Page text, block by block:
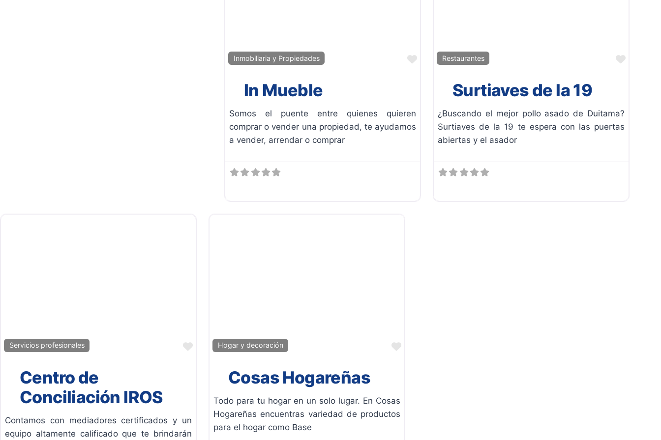
Inmobiliaria y Propiedades Favorito
In Mueble
Somos el puente entre quienes quieren
comprar o vender una propiedad, te ayudamos
a vender, arrendar o comprar
Restaurantes
Surtiaves de la 19
¿Buscando el mejor pollo asado de Duitama?
Surtiaves de la 19 te espera con las puertas
abiertas y el asador
Servicios profesionales Favorito
Centro de
Conciliación IROS
Contamos con mediadores certificados y un
equipo altamente calificado que te brindarán
Hogar y decoración Favorito
Cosas Hogareñas
Todo para tu hogar en un solo lugar. En Cosas
Hogareñas encuentras variedad de productos
para el hogar como Base